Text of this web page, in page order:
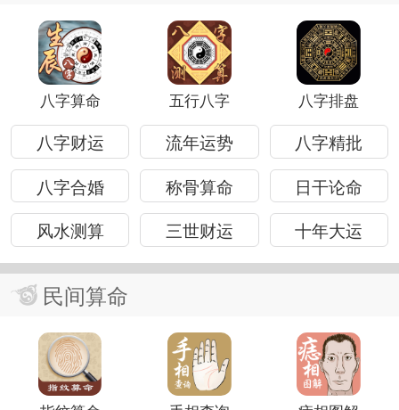
八字算命 五行八字 八字排盘
八字财运 流年运势
八字精批
八字合婚
称骨算命
日干论命
风水测算
三世财运 十年大运
民间算命